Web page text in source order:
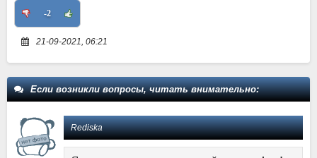
-2
21-09-2021, 06:21
Если возникли вопросы, читать внимательно:
Rediska